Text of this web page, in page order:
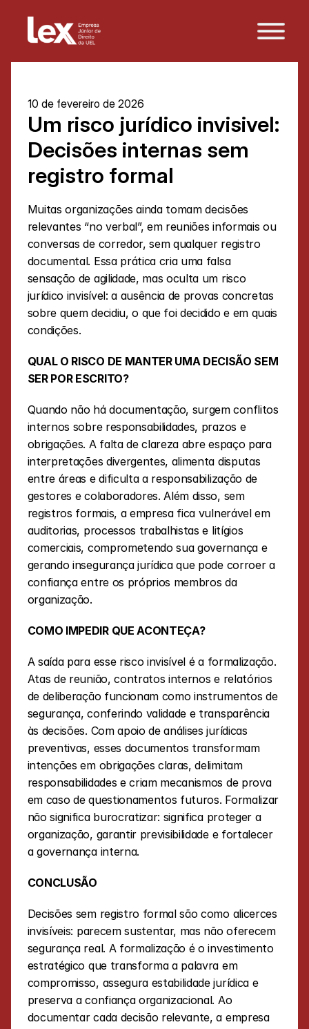
10 de fevereiro de 2026
Um risco jurídico invisivel:
Decisões internas sem
registro formal
Muitas organizações ainda tomam decisões
relevantes “no verbal”, em reuniões informais ou
conversas de corredor, sem qualquer registro
documental. Essa prática cria uma falsa
sensação de agilidade, mas oculta um risco
jurídico invisível: a ausência de provas concretas
sobre quem decidiu, o que foi decidido e em quais
condições.
QUAL O RISCO DE MANTER UMA DECISÃO SEM
SER POR ESCRITO?
Quando não há documentação, surgem conflitos
internos sobre responsabilidades, prazos e
obrigações. A falta de clareza abre espaço para
interpretações divergentes, alimenta disputas
entre áreas e dificulta a responsabilização de
gestores e colaboradores. Além disso, sem
registros formais, a empresa fica vulnerável em
auditorias, processos trabalhistas e litígios
comerciais, comprometendo sua governança e
gerando insegurança jurídica que pode corroer a
confiança entre os próprios membros da
organização.
COMO IMPEDIR QUE ACONTEÇA?
A saída para esse risco invisível é a formalização.
Atas de reunião, contratos internos e relatórios
de deliberação funcionam como instrumentos de
segurança, conferindo validade e transparência
às decisões. Com apoio de análises jurídicas
preventivas, esses documentos transformam
intenções em obrigações claras, delimitam
responsabilidades e criam mecanismos de prova
em caso de questionamentos futuros. Formalizar
não significa burocratizar: significa proteger a
organização, garantir previsibilidade e fortalecer
a governança interna.
CONCLUSÃO
Decisões sem registro formal são como alicerces
invisíveis: parecem sustentar, mas não oferecem
segurança real. A formalização é o investimento
estratégico que transforma a palavra em
compromisso, assegura estabilidade jurídica e
preserva a confiança organizacional. Ao
documentar cada decisão relevante, a empresa